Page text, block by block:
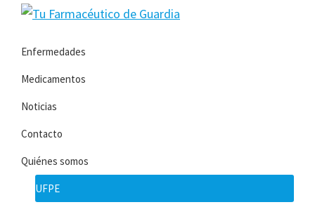
Saltar
navegación
Saltar
contenido
principal
Farmacéutico
de
Guardia
la
información
necesita
sobre
su
enfermedad
Enfermedades
Medicamentos
Noticias
Contacto
Quiénes somos
UFPE